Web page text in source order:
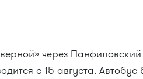
через Панфиловский
с 15 августа. Автобус